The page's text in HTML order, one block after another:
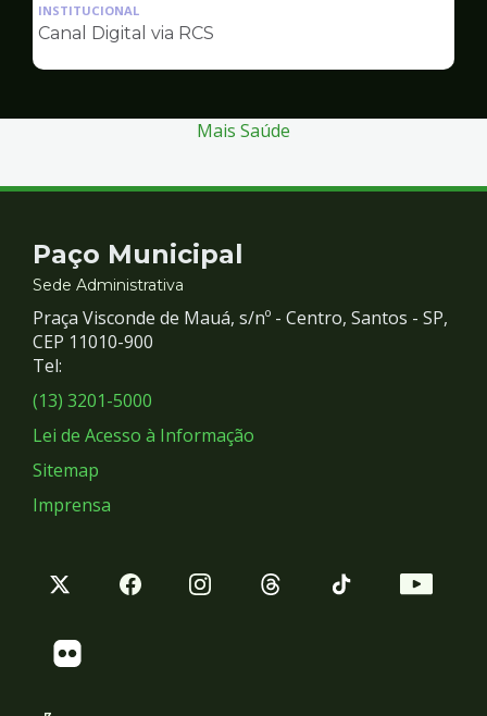
Comunicação
INSTITUCIONAL
Canal Digital via RCS
Mais Saúde
Contato
e
Redes
Sociais
Paço Municipal
Sede Administrativa
Praça Visconde de Mauá, s/nº - Centro, Santos - SP,
CEP 11010-900
Tel:
(13) 3201-5000
Lei de Acesso à Informação
Sitemap
Imprensa